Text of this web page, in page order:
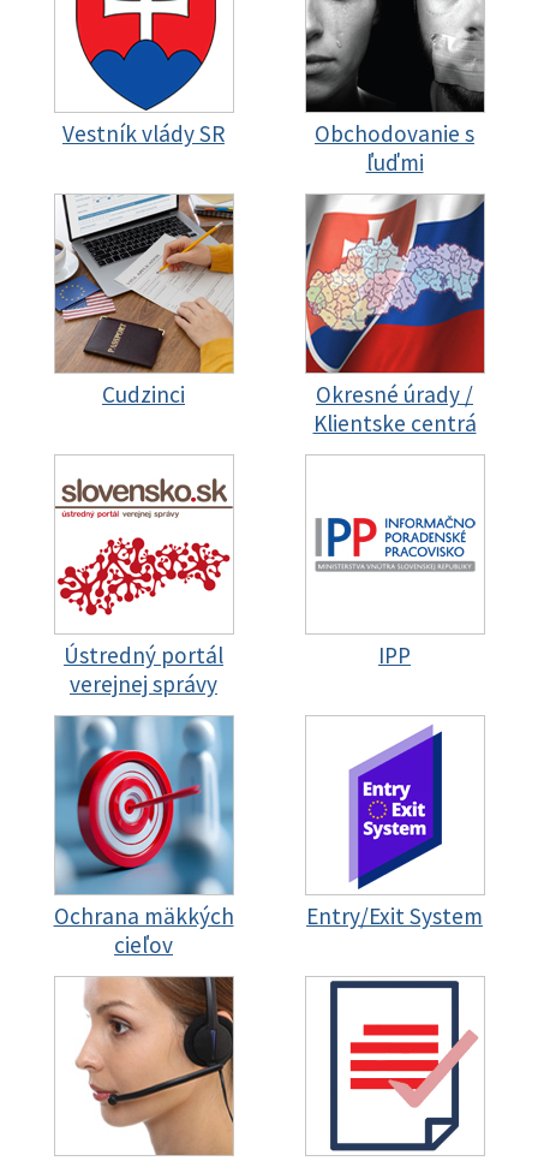
Vestník vlády SR
Obchodovanie s
ľuďmi
Cudzinci
Okresné úrady /
Klientske centrá
Ústredný portál
verejnej správy
IPP
Ochrana mäkkých
cieľov
Entry/Exit System